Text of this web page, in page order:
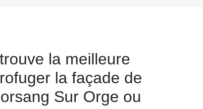
la meilleure
la façade de
Sur Orge ou